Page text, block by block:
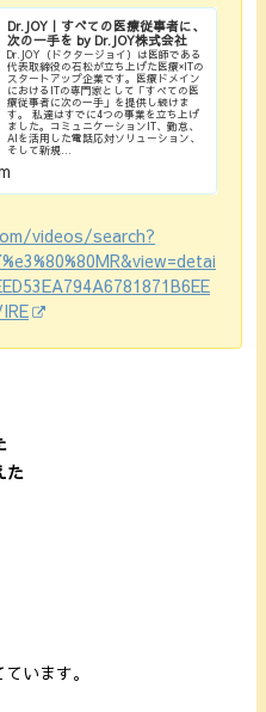
Dr.JOY｜すべての医療従事者に、
次の一手を by Dr.JOY株式会社
Dr.JOY（ドクタージョイ）は医師である
代表取締役の石松が立ち上げた医療×ITの
スタートアップ企業です。医療ドメイン
におけるITの専門家として「すべての医
療従事者に次の一手」を提供し続けま
す。 私達はすでに4つの事業を立ち上げ
ました。コミュニケーションIT、勤怠、
AIを活用した電話応対ソリューション、
そして新規...
videos/search?
た
います。